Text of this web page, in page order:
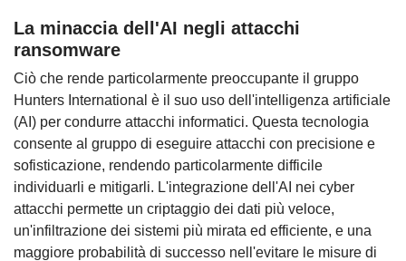
La minaccia dell'AI negli attacchi
ransomware
Ciò che rende particolarmente preoccupante il gruppo
Hunters International è il suo uso dell'intelligenza artificiale
(AI) per condurre attacchi informatici. Questa tecnologia
consente al gruppo di eseguire attacchi con precisione e
sofisticazione, rendendo particolarmente difficile
individuarli e mitigarli. L'integrazione dell'AI nei cyber
attacchi permette un criptaggio dei dati più veloce,
un'infiltrazione dei sistemi più mirata ed efficiente, e una
maggiore probabilità di successo nell'evitare le misure di